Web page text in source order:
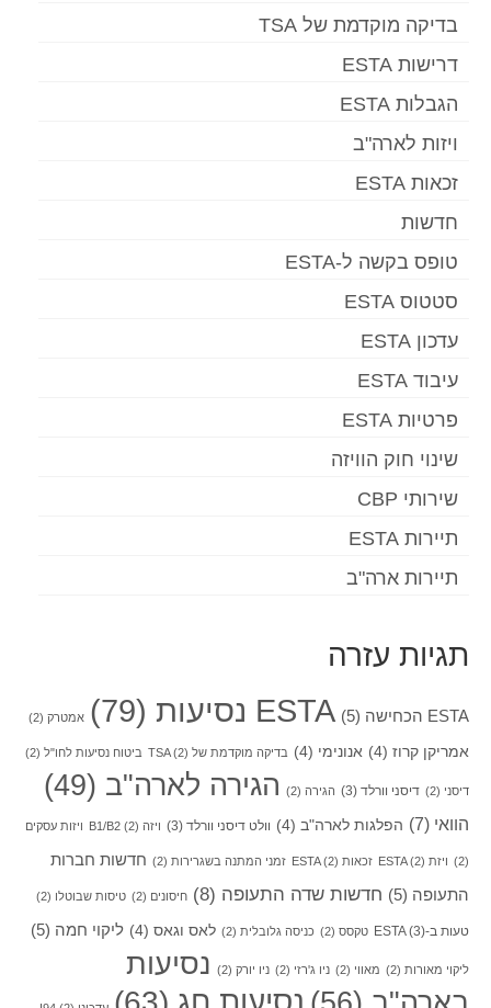
בדיקה מוקדמת של TSA
דרישות ESTA
הגבלות ESTA
ויזות לארה"ב
זכאות ESTA
חדשות
טופס בקשה ל-ESTA
סטטוס ESTA
עדכון ESTA
עיבוד ESTA
פרטיות ESTA
שינוי חוק הוויזה
שירותי CBP
תיירות ESTA
תיירות ארה"ב
תגיות עזרה
ESTA הכחישה (5) ESTA נסיעות (79) אמטרק (2)
אמריקן קרוז (4) אנונימי (4) בדיקה מוקדמת של TSA (2) ביטוח נסיעות לחו"ל (2)
דיסני (2) דיסני וורלד (3) הגירה (2) הגירה לארה"ב (49)
הוואי (7) הפלגות לארה"ב (4) וולט דיסני וורלד (3) ויזה B1/B2 (2) ויזות עסקים
(2) ויזת ESTA (2) זכאות ESTA (2) זמני המתנה בשגרירות (2)
חדשות חברות
התעופה (5) חדשות שדה התעופה (8) חיסונים (2) טיסות שבוטלו (2)
טעות ב-ESTA(3) טקסס (2) כניסה גלובלית (2) לאס וגאס (4) ליקוי חמה (5)
ליקוי מאורות (2) מאווי (2) ניו ג'רזי (2) ניו יורק (2)
נסיעות